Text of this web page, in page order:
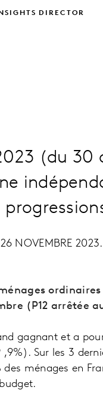
DIRECTOR
(du
NOVEMBRE 2023.
(P12 arrêtée
gagnant et a
Sur les 3
des ménages en